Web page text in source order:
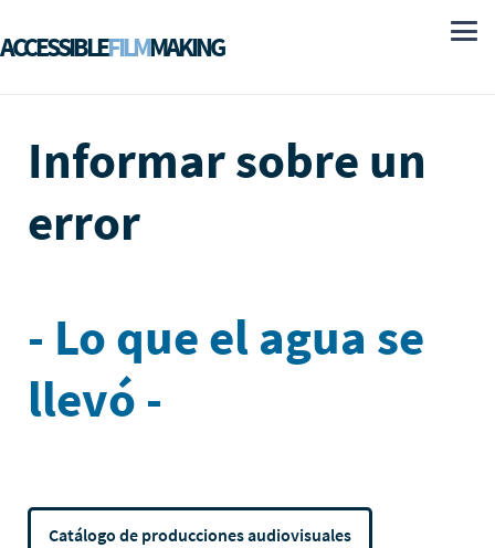
ACCESSIBLEFILMMAKING
Informar sobre un
error
- Lo que el agua se
llevó -
Catálogo de producciones audiovisuales